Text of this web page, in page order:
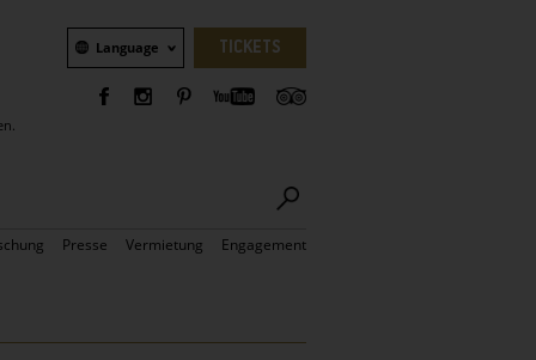
Sprachauswahl
Language TICKETS
Presse Vermietung Engagement